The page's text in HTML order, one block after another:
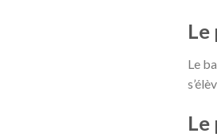
Le
Le
Le